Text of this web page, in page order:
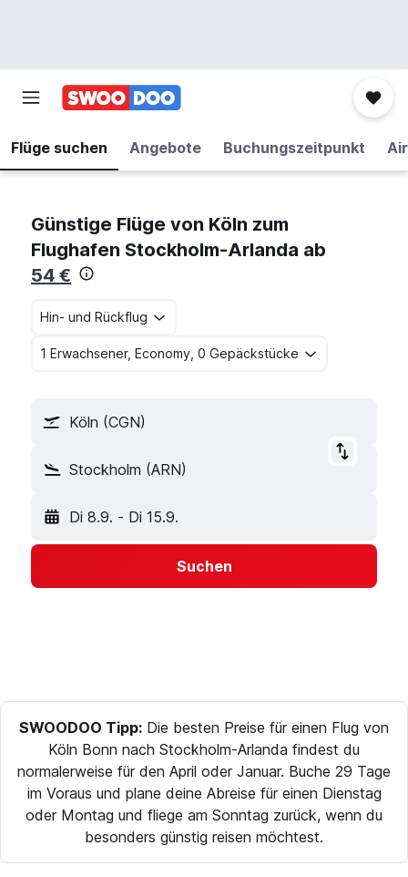
Flüge suchen Angebote Buchungszeitpunkt
Günstige Flüge von Köln zum
Flughafen Stockholm-Arlanda ab
54 €
Hin- und Rückflug
1 Erwachsener, Economy, 0 Gepäckstücke
Köln (CGN)
Stockholm (ARN)
Di 8.9. - Di 15.9.
Suchen
SWOODOO Tipp: Die besten Preise für einen Flug von
Köln Bonn nach Stockholm-Arlanda findest du
normalerweise für den April oder Januar. Buche 29 Tage
im Voraus und plane deine Abreise für einen Dienstag
oder Montag und fliege am Sonntag zurück, wenn du
besonders günstig reisen möchtest.